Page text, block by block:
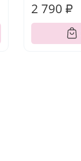
2 790 ₽